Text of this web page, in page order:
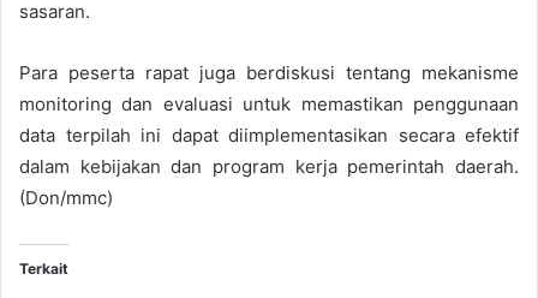
sasaran.
Para peserta rapat juga berdiskusi tentang mekanisme
monitoring dan evaluasi untuk memastikan penggunaan
data terpilah ini dapat diimplementasikan secara efektif
dalam kebijakan dan program kerja pemerintah daerah.
(Don/mmc)
Terkait